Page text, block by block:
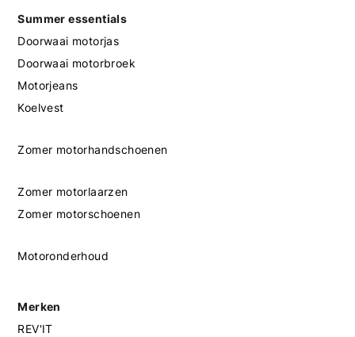
Summer essentials
Doorwaai motorjas
Doorwaai motorbroek
Motorjeans
Koelvest
Zomer motorhandschoenen
Zomer motorlaarzen
Zomer motorschoenen
Motoronderhoud
Merken
REV'IT